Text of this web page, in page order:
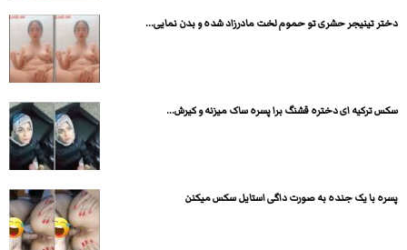
دختر تینیجر حشری تو حموم لخت مادرزاد شده و بدن نمایی...
سکس ترکیه ای دختره قشنگ برا پسره ساک میزنه و کیرش...
پسره با یک جنده به صورت داگی استایل سکس میکنن